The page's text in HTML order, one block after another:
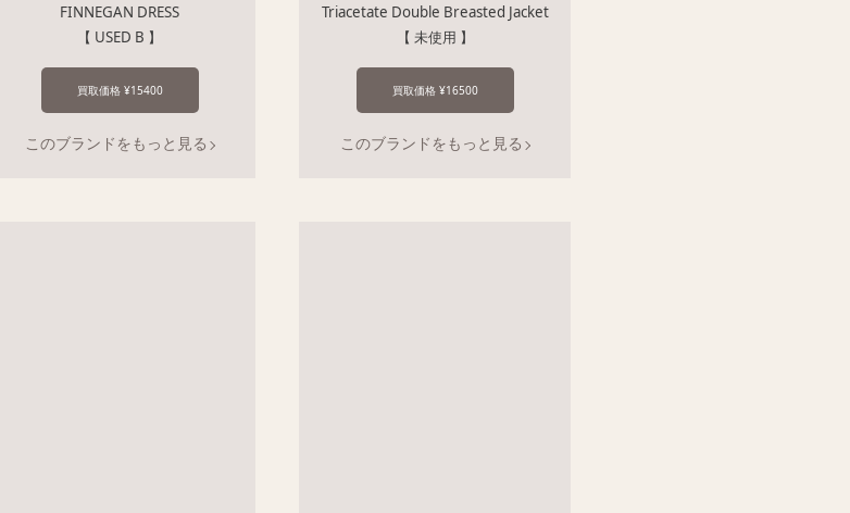
FINNEGAN DRESS
【 USED B 】
買取価格 ¥15400
このブランドをもっと見る
Triacetate Double Breasted Jacket
【 未使用 】
買取価格 ¥16500
このブランドをもっと見る